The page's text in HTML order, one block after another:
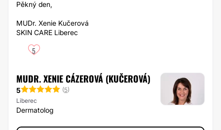
Pěkný den,
MUDr. Xenie Kučerová
SKIN CARE Liberec
5
MUDR. XENIE CÁZEROVÁ (KUČEROVÁ)
5 (5)
Liberec
Dermatolog